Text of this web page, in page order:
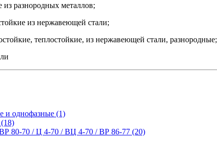
разнородных металлов;
из нержавеющей стали;
теплостойкие, из нержавеющей стали, разнородные;
и однофазные (1)
80-70 / Ц 4-70 / ВЦ 4-70 / ВР 86-77 (20)